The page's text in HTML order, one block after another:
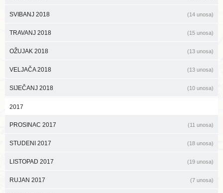
SVIBANJ 2018 (14 unosa)
TRAVANJ 2018 (15 unosa)
OŽUJAK 2018 (13 unosa)
VELJAČA 2018 (13 unosa)
SIJEČANJ 2018 (10 unosa)
2017
PROSINAC 2017 (11 unosa)
STUDENI 2017 (18 unosa)
LISTOPAD 2017 (19 unosa)
RUJAN 2017 (7 unosa)